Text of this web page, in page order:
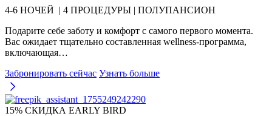
4-6 НОЧЕЙ | 4 ПРОЦЕДУРЫ | ПОЛУПАНСИОН
Подарите себе заботу и комфорт с самого первого момента.
Вас ожидает тщательно составленная wellness-программа,
включающая…
Забронировать сейчас Узнать больше
15% СКИДКА EARLY BIRD